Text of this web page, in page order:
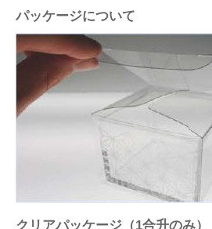
パッケージについて
クリアパッケージ（1合升のみ）